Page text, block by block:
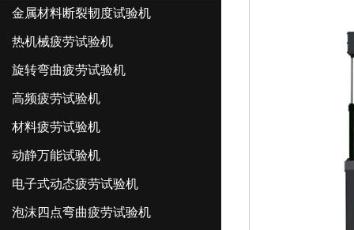
金属材料断裂韧度试验机
热机械疲劳试验机
旋转弯曲疲劳试验机
高频疲劳试验机
材料疲劳试验机
动静万能试验机
电子式动态疲劳试验机
泡沫四点弯曲疲劳试验机